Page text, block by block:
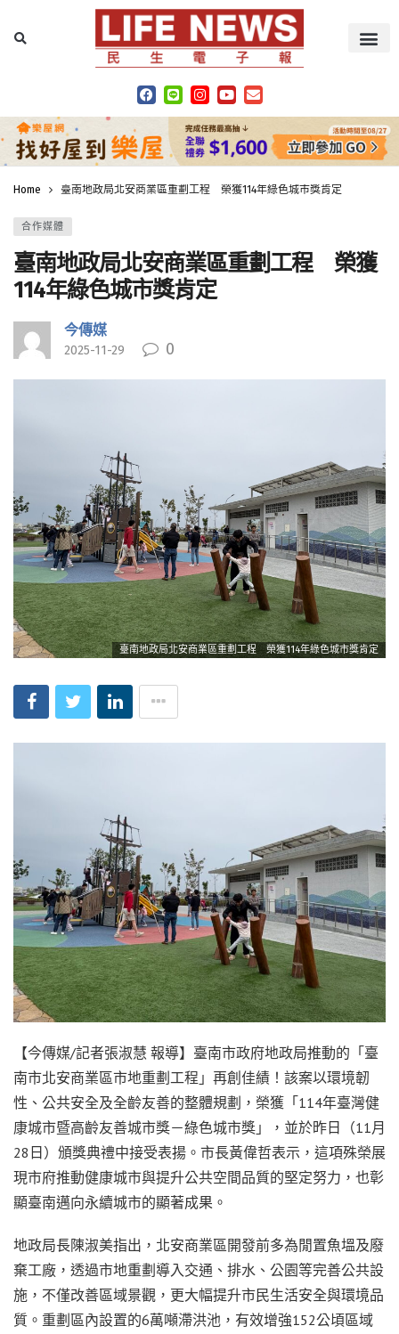
Home 臺南地政局北安商業區重劃工程 榮獲114年綠色城市獎肯定
合作媒體
臺南地政局北安商業區重劃工程 榮獲
114年綠色城市獎肯定
今傳媒
2025-11-29 0
臺南地政局北安商業區重劃工程 榮獲114年綠色城市獎肯定
【今傳媒/記者張淑慧 報導】臺南市政府地政局推動的「臺
南市北安商業區市地重劃工程」再創佳績！該案以環境韌
性、公共安全及全齡友善的整體規劃，榮獲「114年臺灣健
康城市暨高齡友善城市獎－綠色城市獎」，並於昨日（11月
28日）頒獎典禮中接受表揚。市長黃偉哲表示，這項殊榮展
現市府推動健康城市與提升公共空間品質的堅定努力，也彰
顯臺南邁向永續城市的顯著成果。
地政局長陳淑美指出，北安商業區開發前多為閒置魚塭及廢
棄工廠，透過市地重劃導入交通、排水、公園等完善公共設
施，不僅改善區域景觀，更大幅提升市民生活安全與環境品
質。重劃區內設置的6萬噸滯洪池，有效增強152公頃區域